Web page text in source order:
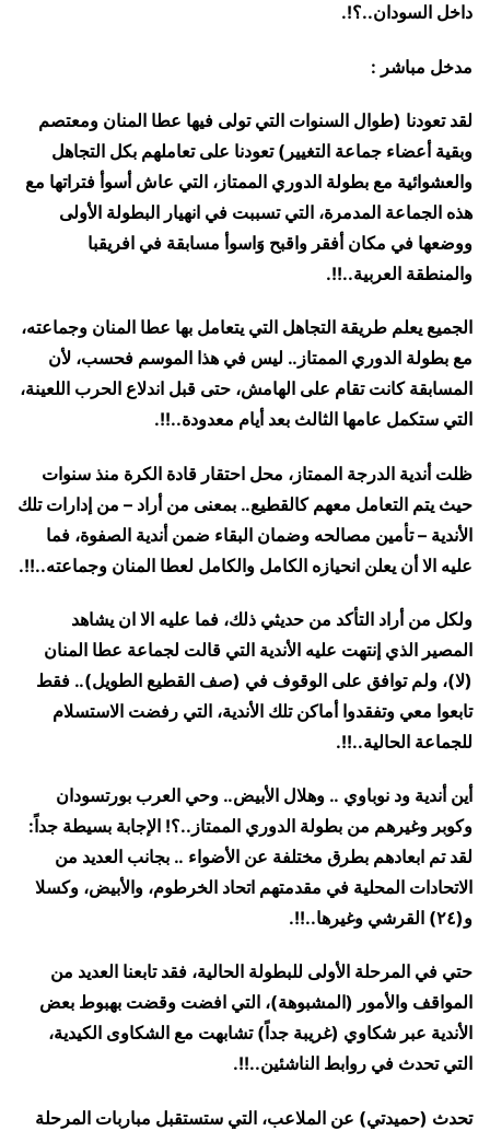
داخل السودان..؟!.
مدخل مباشر :
لقد تعودنا (طوال السنوات التي تولى فيها عطا المنان ومعتصم
وبقية أعضاء جماعة التغيير) تعودنا على تعاملهم بكل التجاهل
والعشوائية مع بطولة الدوري الممتاز، التي عاش أسوأ فتراتها مع
هذه الجماعة المدمرة، التي تسببت في انهيار البطولة الأولى
ووضعها في مكان أفقر واقبح وَاسوأ مسابقة في افريقبا
والمنطقة العربية..!!.
الجميع يعلم طريقة التجاهل التي يتعامل بها عطا المنان وجماعته،
مع بطولة الدوري الممتاز.. ليس في هذا الموسم فحسب، لأن
المسابقة كانت تقام على الهامش، حتى قبل اندلاع الحرب اللعينة،
التي ستكمل عامها الثالث بعد أيام معدودة..!!.
ظلت أندية الدرجة الممتاز، محل احتقار قادة الكرة منذ سنوات
حيث يتم التعامل معهم كالقطيع.. بمعنى من أراد – من إدارات تلك
الأندية – تأمين مصالحه وضمان البقاء ضمن أندية الصفوة، فما
عليه الا أن يعلن انحيازه الكامل والكامل لعطا المنان وجماعته..!!.
ولكل من أراد التأكد من حديثي ذلك، فما عليه الا ان يشاهد
المصير الذي إنتهت عليه الأندية التي قالت لجماعة عطا المنان
(لا)، ولم توافق على الوقوف في (صف القطيع الطويل).. فقط
تابعوا معي وتفقدوا أماكن تلك الأندية، التي رفضت الاستسلام
للجماعة الحالية..!!.
أين أندية ود نوباوي .. وهلال الأبيض.. وحي العرب بورتسودان
وكوبر وغيرهم من بطولة الدوري الممتاز..؟! الإجابة بسيطة جداً:
لقد تم ابعادهم بطرق مختلفة عن الأضواء .. بجانب العديد من
الاتحادات المحلية في مقدمتهم اتحاد الخرطوم، والأبيض، وكسلا
و(٢٤) القرشي وغيرها..!!.
حتي في المرحلة الأولى للبطولة الحالية، فقد تابعنا العديد من
المواقف والأمور (المشبوهة)، التي افضت وقضت بهبوط بعض
الأندية عبر شكاوي (غريبة جداً) تشابهت مع الشكاوى الكيدية،
التي تحدث في روابط الناشئين..!!.
تحدث (حميدتي) عن الملاعب، التي ستستقبل مباربات المرحلة